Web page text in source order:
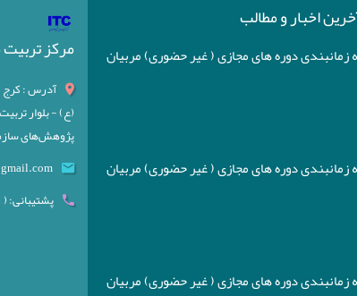
اخبار و مطالب
شماره 23-05 برنامه زمانبندی دوره های مجازی ( غیر حضوری) مربیان
شماره 22-05 برنامه زمانبندی دوره های مجازی ( غیر حضوری) مربیان
شماره 21-05 برنامه زمانبندی دوره های مجازی ( غیر حضوری) مربیان
مرکز
آدرس : کرج -
(ع) - بلوار
پژوهش‌های
پشتیبانی: ( 419 داخلی) 02632511922